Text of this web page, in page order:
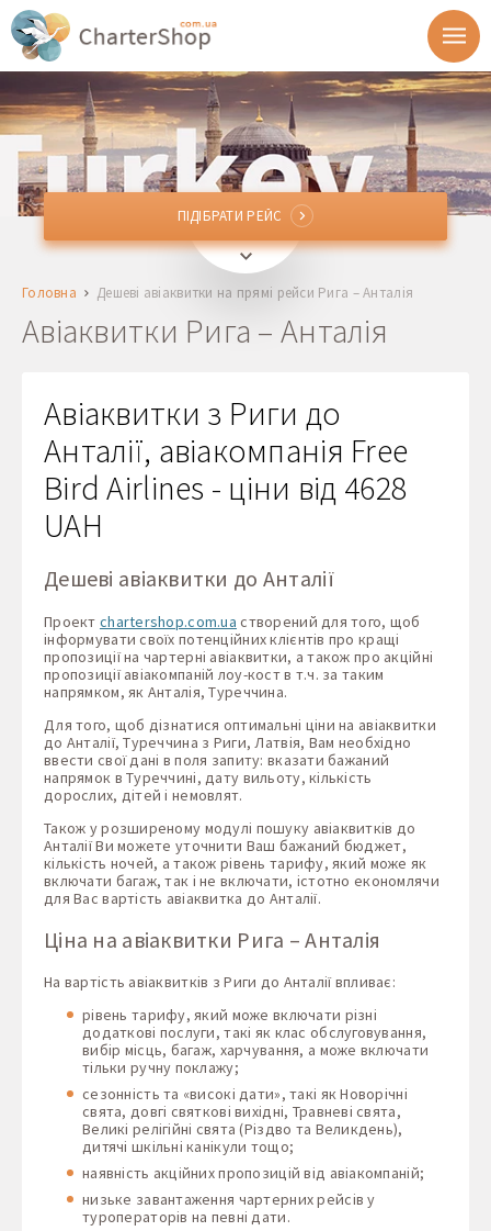
RIXРига, Латвія
AYTАнталія, Туреччина
Повернення
1 + 0 + 0
ПІДІБРАТИ РЕЙС
ПІДІБРАТИ РЕЙС
Головна Дешеві авіаквитки на прямі рейси Рига – Анталія
Авіаквитки Рига – Анталія
Авіаквитки з Риги до
Анталії, авіакомпанія Free
Bird Airlines - ціни від 4628
UAH
Дешеві авіаквитки до Анталії
Проект chartershop.com.ua створений для того, щоб
інформувати своїх потенційних клієнтів про кращі
пропозиції на чартерні авіаквитки, а також про акційні
пропозиції авіакомпаній лоу-кост в т.ч. за таким
напрямком, як Анталія, Туреччина.
Для того, щоб дізнатися оптимальні ціни на авіаквитки
до Анталії, Туреччина з Риги, Латвія, Вам необхідно
ввести свої дані в поля запиту: вказати бажаний
напрямок в Туреччині, дату вильоту, кількість
дорослих, дітей і немовлят.
Також у розширеному модулі пошуку авіаквитків до
Анталії Ви можете уточнити Ваш бажаний бюджет,
кількість ночей, а також рівень тарифу, який може як
включати багаж, так і не включати, істотно економлячи
для Вас вартість авіаквитка до Анталії.
Ціна на авіаквитки Рига – Анталія
На вартість авіаквитків з Риги до Анталії впливає:
рівень тарифу, який може включати різні
додаткові послуги, такі як клас обслуговування,
вибір місць, багаж, харчування, а може включати
тільки ручну поклажу;
сезонність та «високі дати», такі як Новорічні
свята, довгі святкові вихідні, Травневі свята,
Великі релігійні свята (Різдво та Великдень),
дитячі шкільні канікули тощо;
наявність акційних пропозицій від авіакомпаній;
низьке завантаження чартерних рейсів у
туроператорів на певні дати.